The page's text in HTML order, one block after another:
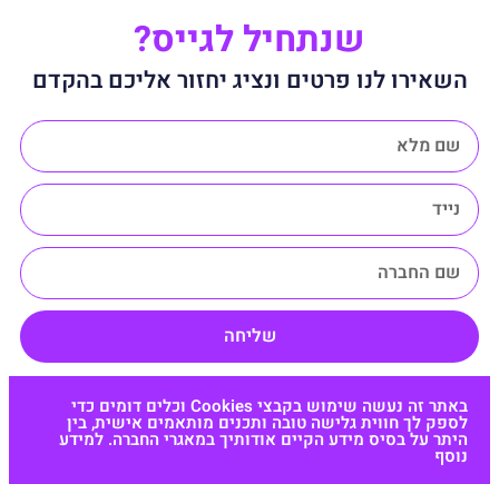
שנתחיל לגייס?
השאירו לנו פרטים ונציג יחזור אליכם בהקדם
שליחה
באתר זה נעשה שימוש בקבצי Cookies וכלים דומים כדי
לספק לך חווית גלישה טובה ותכנים מותאמים אישית, בין
היתר על בסיס מידע הקיים אודותיך במאגרי החברה. למידע
נוסף